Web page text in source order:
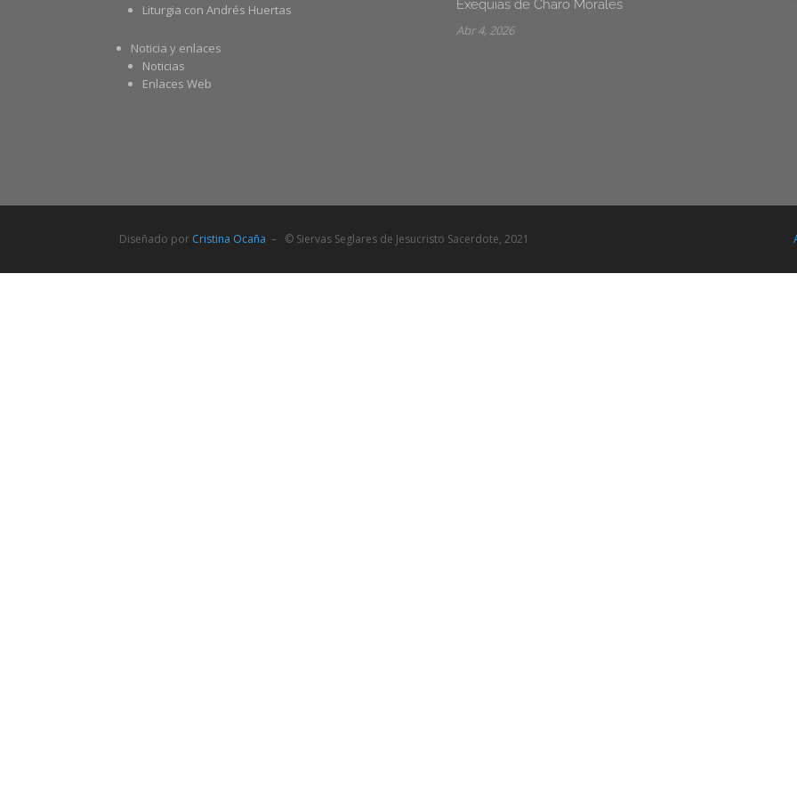
Liturgia con Andrés Huertas
Noticia y enlaces
Noticias
Enlaces Web
Exequias de Charo Morales
Abr 4, 2026
Diseñado por Cristina Ocaña – © Siervas Seglares de Jesucristo Sacerdote, 2021